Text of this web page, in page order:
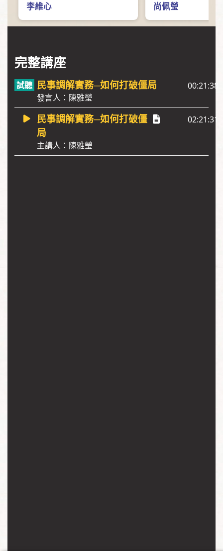
李維心
尚佩瑩
完整講座
民事調解實務─如何打破僵局
發言人：陳雅瑩
00:21:38
民事調解實務─如何打破僵
局
主講人：陳雅瑩
02:21:31